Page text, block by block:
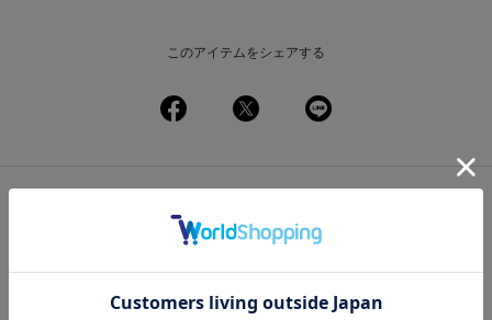
このアイテムをシェアする
この商品を使ったコーディネート